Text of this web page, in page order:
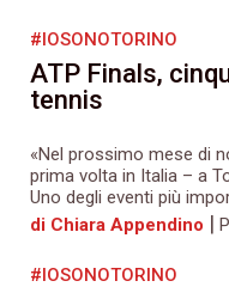
#IOSONOTORINO
ATP Finals,
tennis
«Nel prossimo mese di
prima volta in Italia – a
Uno degli eventi più
di Chiara Appendino |
#IOSONOTORINO